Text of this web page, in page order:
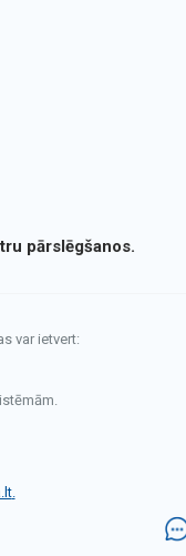
pārslēgšanos.
var ietvert:
.